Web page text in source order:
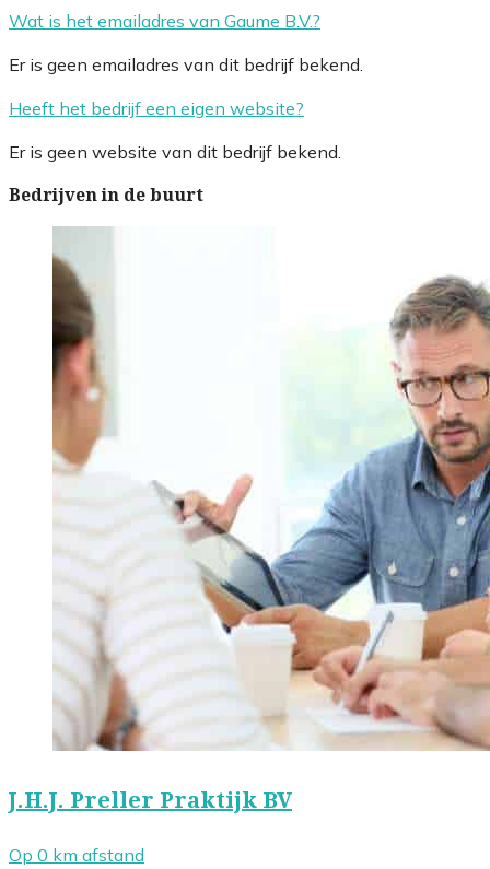
Wat is het emailadres van Gaume B.V.?
Er is geen emailadres van dit bedrijf bekend.
Heeft het bedrijf een eigen website?
Er is geen website van dit bedrijf bekend.
Bedrijven in de buurt
J.H.J. Preller Praktijk BV
Op 0 km afstand